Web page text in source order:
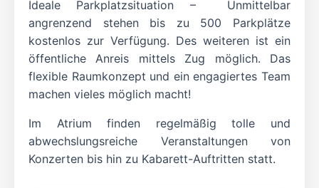
Ideale Parkplatzsituation – Unmittelbar
angrenzend stehen bis zu 500 Parkplätze
kostenlos zur Verfügung. Des weiteren ist ein
öffentliche Anreis mittels Zug möglich. Das
flexible Raumkonzept und ein engagiertes Team
machen vieles möglich macht!
Im Atrium finden regelmäßig tolle und
abwechslungsreiche Veranstaltungen von
Konzerten bis hin zu Kabarett-Auftritten statt.